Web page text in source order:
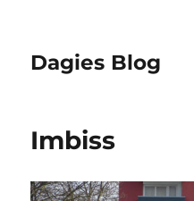
Dagies Blog
Imbiss